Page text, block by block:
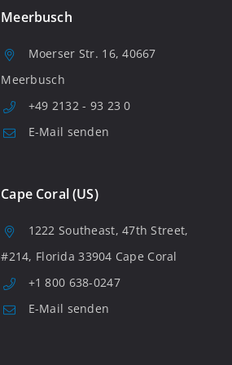
Meerbusch
Moerser Str. 16, 40667
Meerbusch
+49 2132 - 93 23 0
E-Mail senden
Cape Coral (US)
1222 Southeast, 47th Street,
#214, Florida 33904 Cape Coral
+1 800 638-0247
E-Mail senden